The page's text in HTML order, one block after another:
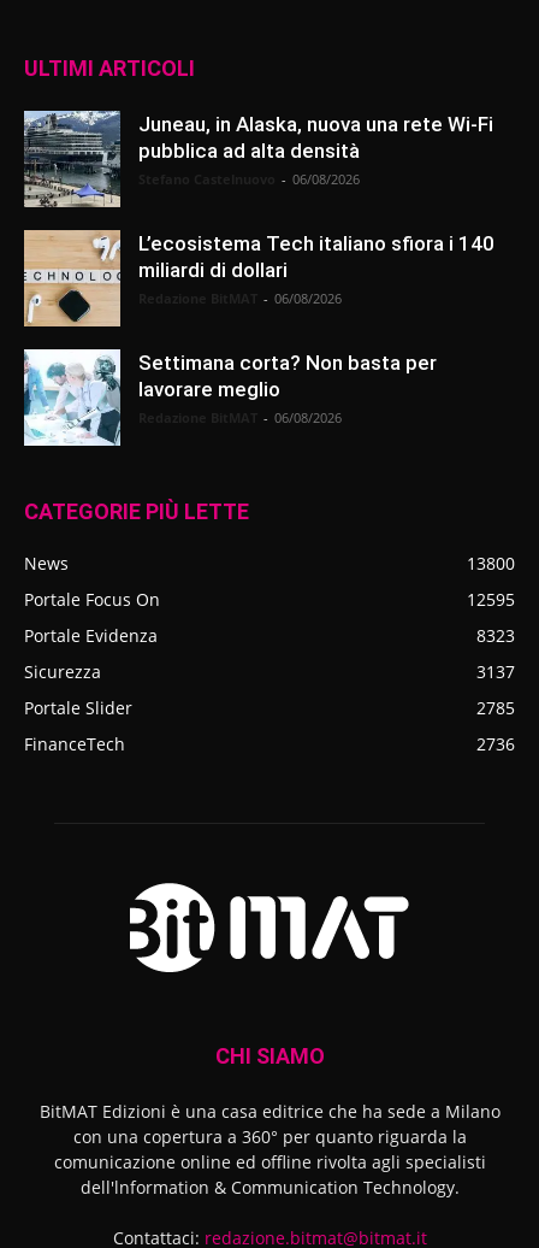
ULTIMI ARTICOLI
Juneau, in Alaska, nuova una rete Wi-Fi
pubblica ad alta densità
- 06/08/2026
L’ecosistema Tech italiano sfiora i 140
miliardi di dollari
- 06/08/2026
Settimana corta? Non basta per
lavorare meglio
- 06/08/2026
CATEGORIE PIÙ LETTE
News
13800
Portale Focus On
12595
Portale Evidenza
8323
Sicurezza
3137
Portale Slider
2785
FinanceTech
2736
CHI SIAMO
BitMAT Edizioni è una casa editrice che ha sede a Milano
con una copertura a 360° per quanto riguarda la
comunicazione online ed offline rivolta agli specialisti
dell'lnformation & Communication Technology.
Contattaci: redazione.bitmat@bitmat.it